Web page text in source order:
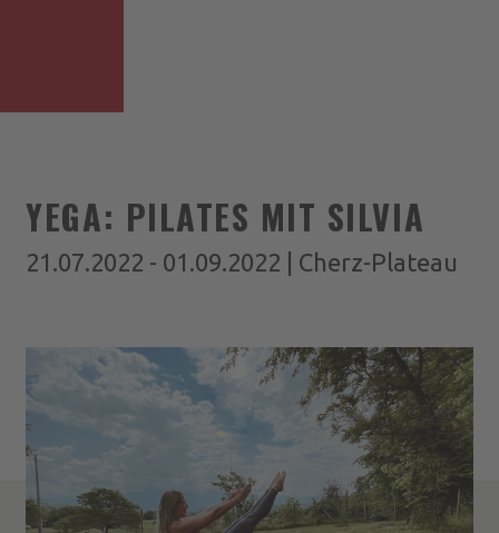
YEGA: PILATES MIT SILVIA
21.07.2022 - 01.09.2022 | Cherz-Plateau